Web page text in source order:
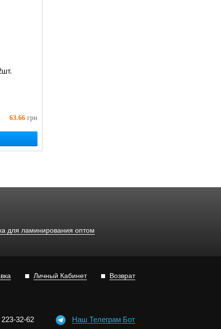
63.66 грн
для ламинирования оптом
Возврат
Личный Кабинет
223-32-62 Наш Телеграм Бот